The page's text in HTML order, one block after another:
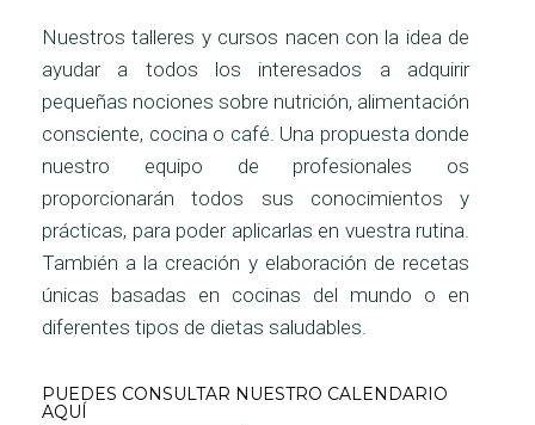
Nuestros talleres y cursos nacen con la idea de
ayudar a todos los interesados a adquirir
pequeñas nociones sobre nutrición, alimentación
consciente, cocina o café. Una propuesta donde
nuestro equipo de profesionales os
proporcionarán todos sus conocimientos y
prácticas, para poder aplicarlas en vuestra rutina.
También a la creación y elaboración de recetas
únicas basadas en cocinas del mundo o en
diferentes tipos de dietas saludables.
PUEDES CONSULTAR NUESTRO CALENDARIO
AQUÍ